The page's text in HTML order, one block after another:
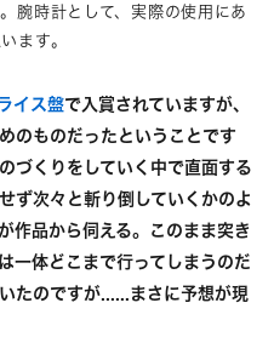
腕時計として、実際の使用にあ
ます。
イス盤で入賞されていますが、
のものだったということです
づくりをしていく中で直面する
ず次々と斬り倒していくかのよ
作品から伺える。このまま突き
一体どこまで行ってしまうのだ
たのですが......まさに予想が現